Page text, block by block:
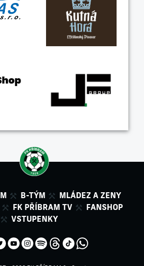
B-TÝM
MLÁDEZ A ZENY
FK PŘÍBRAM TV
FANSHOP
VSTUPENKY